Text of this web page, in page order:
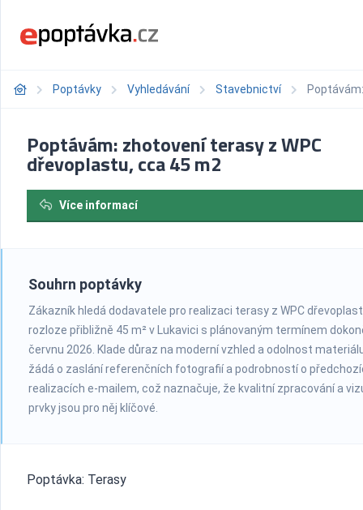
Poptávky Vyhledávání Stavebnictví
Poptávám: zhotovení terasy z WPC
dřevoplastu, cca 45 m2
Více informací
Souhrn poptávky
Zákazník hledá dodavatele pro realizaci terasy z WPC
rozloze přibližně 45 m² v Lukavici s plánovaným termínem
červnu 2026. Klade důraz na moderní vzhled a odolnost
žádá o zaslání referenčních fotografií a podrobností o
realizacích e-mailem, což naznačuje, že kvalitní zpracování a
prvky jsou pro něj klíčové.
Poptávka: Terasy